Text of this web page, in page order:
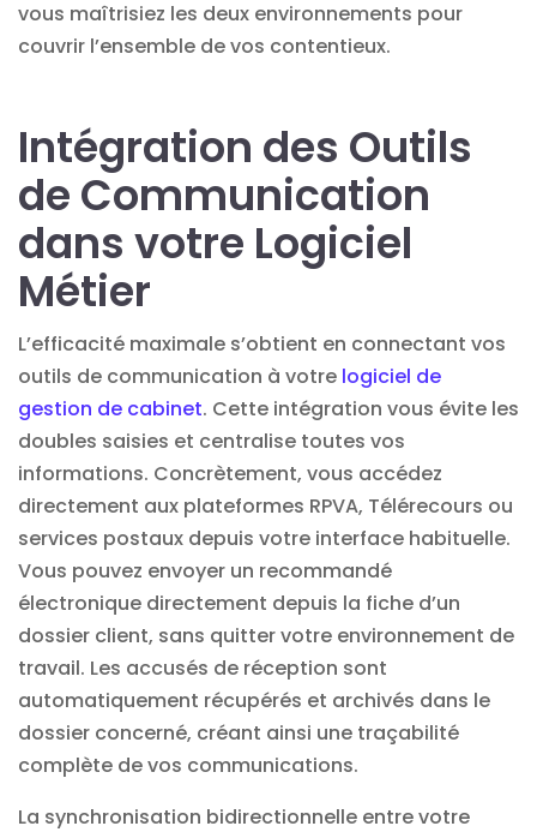
vous maîtrisiez les deux environnements pour
couvrir l’ensemble de vos contentieux.
Intégration des Outils
de Communication
dans votre Logiciel
Métier
L’efficacité maximale s’obtient en connectant vos
outils de communication à votre logiciel de
gestion de cabinet. Cette intégration vous évite les
doubles saisies et centralise toutes vos
informations. Concrètement, vous accédez
directement aux plateformes RPVA, Télérecours ou
services postaux depuis votre interface habituelle.
Vous pouvez envoyer un recommandé
électronique directement depuis la fiche d’un
dossier client, sans quitter votre environnement de
travail. Les accusés de réception sont
automatiquement récupérés et archivés dans le
dossier concerné, créant ainsi une traçabilité
complète de vos communications.
La synchronisation bidirectionnelle entre votre